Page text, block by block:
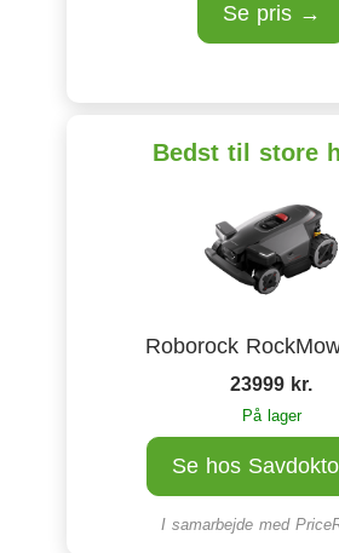
Se pris →
Bedst til store
Roborock
23999 kr.
På lager
Se hos
I samarbejde med